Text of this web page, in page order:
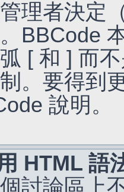
理者決定
BBCode
[ 和 ] 而
。要得到
說明。
HTML 語
討論區上